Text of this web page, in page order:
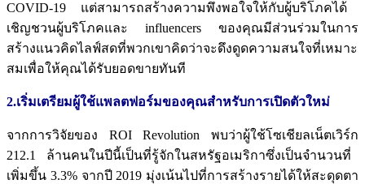
COVID-19 แต่สามารถสร้างความพึงพอใจให้กับผู้บริโภคได้
เชิญชวนผู้บริโภคและ
influencers ของคุณมีส่วนร่วมในการ
สร้างแนวคิดไลฟ์สดที่พวกเขาคิดว่าจะดึงดูดความสนใจที่เหมาะ
สมเพื่อให้คุณได้รับยอดขายทันที
2.เริ่มเตรียมผู้ใช้แพลตฟอร์มของคุณสำหรับการเปิดตัวใหม่
จากการวิจัยของ ROI Revolution พบว่าผู้ใช้โซเชียลเน็ตเวิร์ก
212.1 ล้านคนในปีนี้เป็นที่รู้จักในสหรัฐอเมริกาซึ่งเป็นจำนวนที่
เพิ่มขึ้น 3.3% จากปี 2019 มุ่งเน้นไปที่การสร้างรายได้ให้สะดุดตา